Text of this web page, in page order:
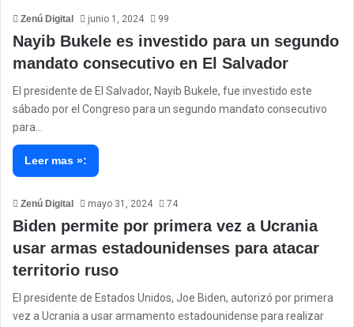
Zenú Digital junio 1, 2024 99
Nayib Bukele es investido para un segundo
mandato consecutivo en El Salvador
El presidente de El Salvador, Nayib Bukele, fue investido este
sábado por el Congreso para un segundo mandato consecutivo
para…
Leer mas »:
Zenú Digital mayo 31, 2024 74
Biden permite por primera vez a Ucrania
usar armas estadounidenses para atacar
territorio ruso
El presidente de Estados Unidos, Joe Biden, autorizó por primera
vez a Ucrania a usar armamento estadounidense para realizar